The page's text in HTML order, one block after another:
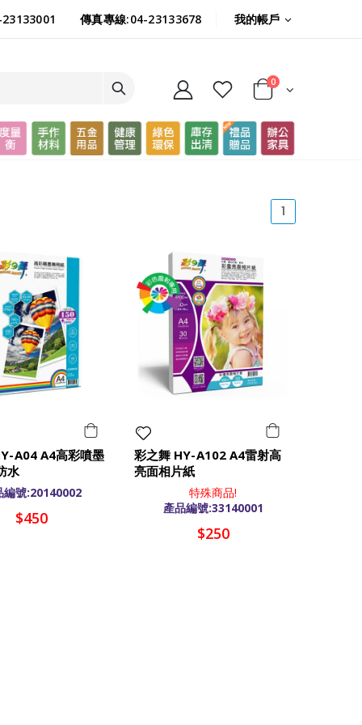
傳真專線:04-23133678 我的帳戶
0
1
A04 A4高彩噴墨
水
編號:20140002
$450
彩之舞 HY-A102 A4雷射高
亮面相片紙
特殊商品!
產品編號:33140001
$250